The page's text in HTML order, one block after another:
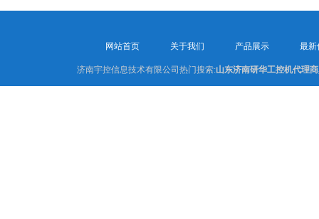
网站首页 关于我们 产品展示 最新
济南宇控信息技术有限公司热门搜索:山东济南研华工控机代理